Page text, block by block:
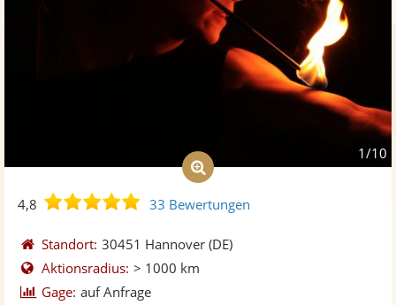
1/10
4,8
4,8
5
Sternen
33 Bewertungen
Standort: 30451 Hannover (DE)
Aktionsradius: > 1000 km
Gage: auf Anfrage